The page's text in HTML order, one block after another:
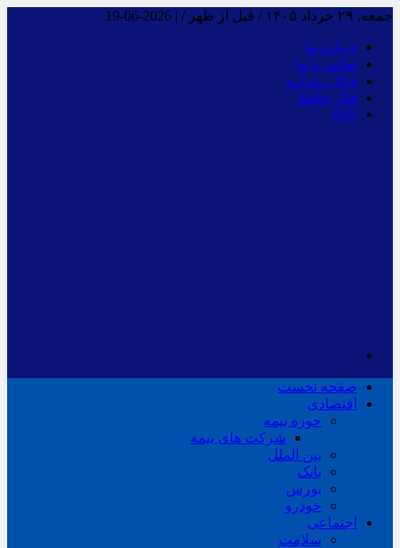
جمعه, ۲۹ خرداد ۱۴۰۵ / قبل از ظهر / |
2026-06-19
درباره ما
تماس با ما
فـال روزانـه
فال حافظ
RSS
صفحه نخست
اقتصادی
حوزه بیمه
شرکت های بیمه
بین الملل
بانک
بورس
خودرو
اجتماعی
سلامت